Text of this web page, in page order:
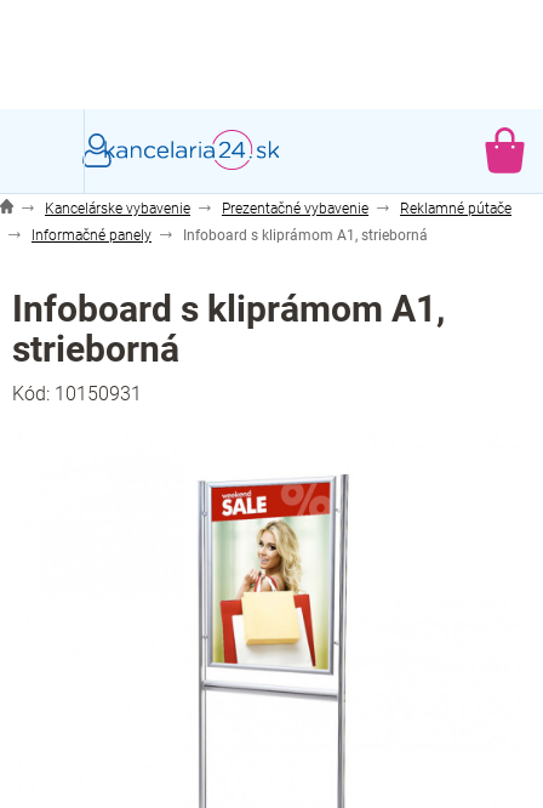
Kancelárske vybavenie Prezentačné vybavenie
Reklamné pútače
Informačné panely
Infoboard s kliprámom A1, strieborná
Infoboard s kliprámom A1,
strieborná
Kód: 10150931